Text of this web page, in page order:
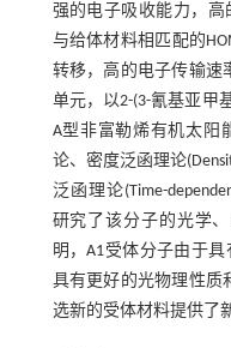
强的电子吸收能力，高
与给体材料相匹配的
转移，高的电子传输速
单元，以2-(3-氰基亚甲
A型非富勒烯有机太阳
论、密度泛函理论
泛函理论(Time-
研究了该分子的光学
明，A1受体分子由于
具有更好的光物理性质
选新的受体材料提供了